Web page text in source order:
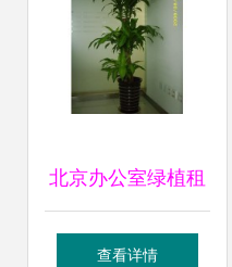
北京办公室绿植租
赁 为办公空间注入
查看详情